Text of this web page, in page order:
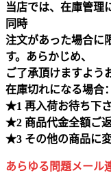
当店では、在庫管理
同時
注文があった場合に
す。あらかじめ、
ご了承頂けますよう
在庫切れになる場合：
★1 再入荷お待ち下さ
★2 商品代金全額ご返
★3 その他の商品に変
あらゆる問題メール